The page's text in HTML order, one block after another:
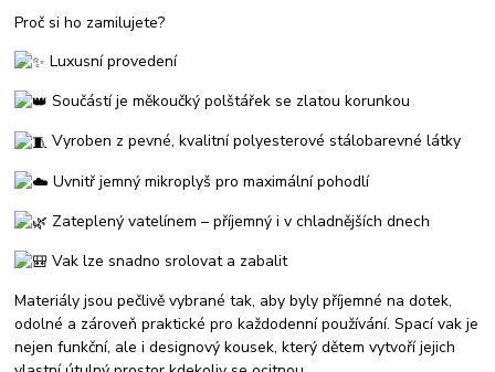
Proč si ho zamilujete?
Luxusní provedení
Součástí je měkoučký polštářek se zlatou korunkou
Vyroben z pevné, kvalitní polyesterové stálobarevné látky
Uvnitř jemný mikroplyš pro maximální pohodlí
Zateplený vatelínem – příjemný i v chladnějších dnech
Vak lze snadno srolovat a zabalit
Materiály jsou pečlivě vybrané tak, aby byly příjemné na dotek,
odolné a zároveň praktické pro každodenní používání. Spací vak je
nejen funkční, ale i designový kousek, který dětem vytvoří jejich